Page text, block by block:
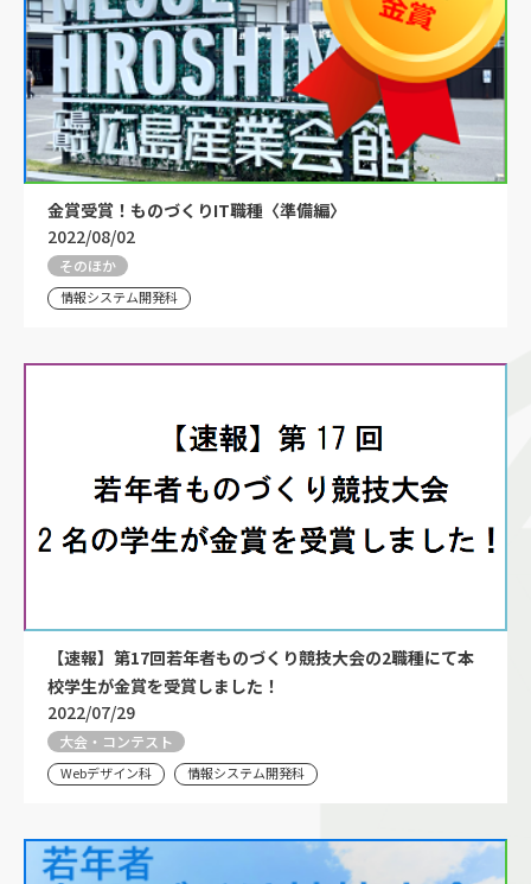
金賞受賞！ものづくりIT職種〈準備編〉
2022/08/02
そのほか
情報システム開発科
【速報】第17回若年者ものづくり競技大会の2職種にて本
校学生が金賞を受賞しました！
2022/07/29
大会・コンテスト
Webデザイン科 情報システム開発科